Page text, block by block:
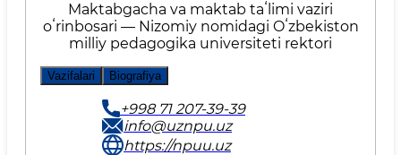
Maktabgacha va maktab taʻlimi vaziri
oʻrinbosari — Nizomiy nomidagi Oʻzbekiston
milliy pedagogika universiteti rektori
Vazifalari Biografiya
+998 71 207-39-39
info@uznpu.uz
https://npuu.uz